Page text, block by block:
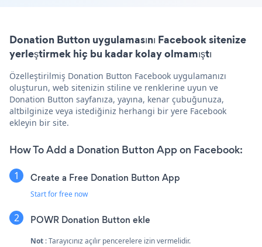
Donation Button uygulamasını Facebook sitenize
yerleştirmek hiç bu kadar kolay olmamıştı
Özelleştirilmiş Donation Button Facebook uygulamanızı
oluşturun, web sitenizin stiline ve renklerine uyun ve
Donation Button sayfanıza, yayına, kenar çubuğunuza,
altbilginize veya istediğiniz herhangi bir yere Facebook
ekleyin bir site.
How To Add a Donation Button App on Facebook:
Create a Free Donation Button App
Start for free now
POWR Donation Button ekle
Not : Tarayıcınız açılır pencerelere izin vermelidir.